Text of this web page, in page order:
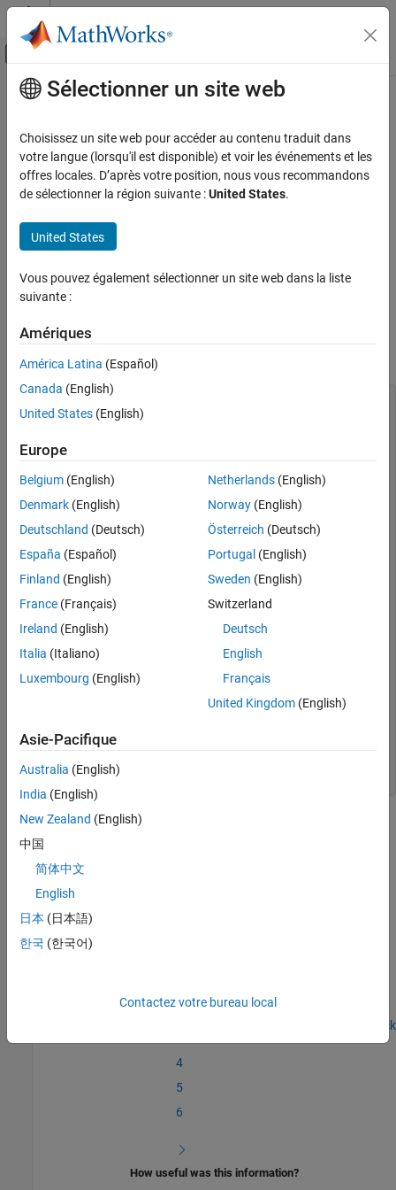
Passer au contenu
Activer/désactiver l'affichage du menu
Accueil de la documentation
Simulink Supported Hardware
Arduino Hardware
Custom Sensor and Device Driver Blocks
Set Output Port Properties
ON THIS PAGE
See Also
Contenu principal
Set Output Port Properties
Step 5 of 6 inCreate a Digital Read Block
5
default implementation of the methods that define the block's
output port properties.
%% Define output properties
function num = getNumOutputsImpl(~)
        num = 1;
function
varargout = isOutputFixedSizeImpl(~,~)
        varargout{1} = true;
end
function
varargout = isOutputComplexImpl(~)
        varargout{1} = false;
end
        varargout{1} = [1,1];
varargout = getOutputDataTypeImpl(~)
end
...
end
For theDigitalRead
require modification.
In the next section, you will
See Also
Create a Digital Read Block
Create a Digital Read Block
4
5
6
How useful was this information?
Sélectionner un site web
Choisissez un site web pour accéder au contenu traduit dans
votre langue (lorsqu'il est disponible) et voir les événements et les
offres locales. D’après votre position, nous vous recommandons
de sélectionner la région suivante :United States.
United States
Vous pouvez également sélectionner un site web dans la liste
suivante :
Amériques
América Latina (Español)
Canada (English)
United States (English)
Europe
Belgium (English)
Denmark (English)
Deutschland (Deutsch)
España (Español)
Finland (English)
France (Français)
Ireland (English)
Italia (Italiano)
Luxembourg (English)
Netherlands(English)
Norway(English)
Österreich (Deutsch)
Portugal (English)
Sweden (English)
Switzerland
Deutsch
English
Français
United Kingdom(English)
Asie-Pacifique
Australia (English)
India (English)
New Zealand (English)
中国
简体中文
English
日本 (日本語)
한국 (한국어)
Contactez votre bureau local